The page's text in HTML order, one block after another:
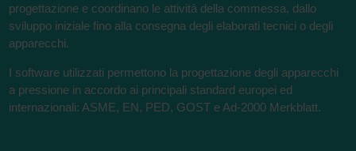
progettazione e coordinano le attività della commessa, dallo
sviluppo iniziale fino alla consegna degli elaborati tecnici o degli
apparecchi.
I software utilizzati permettono la progettazione degli apparecchi
a pressione in accordo ai principali standard europei ed
internazionali: ASME, EN, PED, GOST e Ad-2000 Merkblatt.